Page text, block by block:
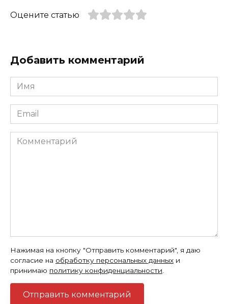
Оцените статью
Добавить комментарий
Имя
*
Email
*
Комментарий
Нажимая на кнопку "Отправить комментарий", я даю
согласие на обработку персональных данных и
принимаю политику конфиденциальности